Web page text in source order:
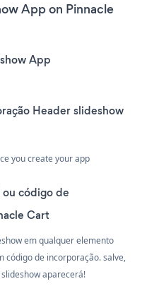
App on Pinnacle
App
Header slideshow
you create your app
código de
Cart
em qualquer elemento
código de incorporação. salve,
aparecerá!